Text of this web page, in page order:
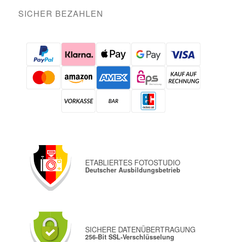
SICHER BEZAHLEN
ETABLIERTES FOTOSTUDIO
Deutscher Ausbildungsbetrieb
SICHERE DATENÜBERTRAGUNG
256-Bit SSL-Verschlüsselung